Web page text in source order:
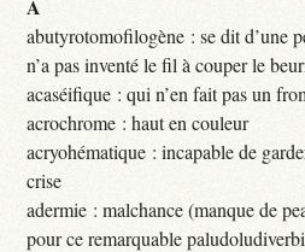
A
abutyrotomofilogène : se dit d’une
n’a pas inventé le fil à couper le
acaséifique : qui n’en fait pas un
acrochrome : haut en couleur
acryohématique : incapable de
crise
adermie : malchance (manque de
pour ce remarquable